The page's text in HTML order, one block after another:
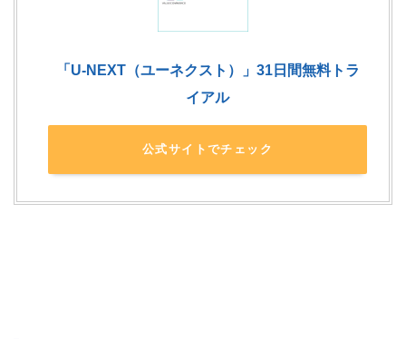
「U-NEXT（ユーネクスト）」31日間無料トラ
イアル
公式サイトでチェック